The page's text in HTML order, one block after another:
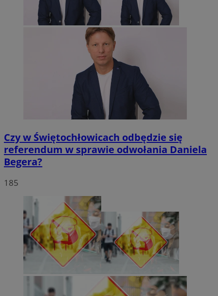
Czy w Świętochłowicach odbędzie się
referendum w sprawie odwołania Daniela
Begera?
185